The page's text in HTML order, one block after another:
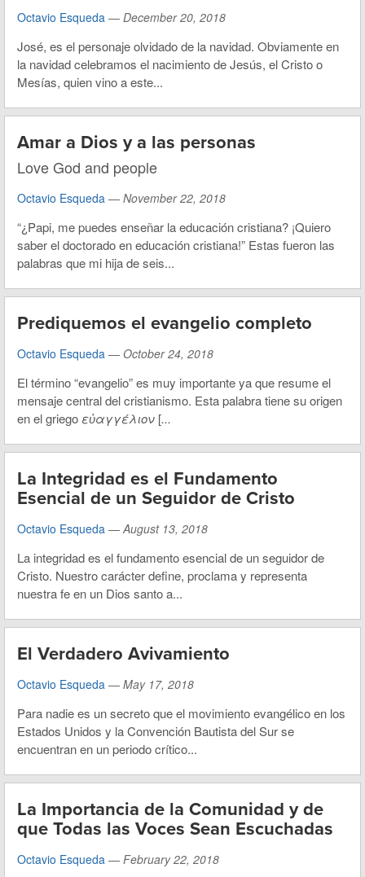
Octavio Esqueda — December 20, 2018
José, es el personaje olvidado de la navidad. Obviamente en
la navidad celebramos el nacimiento de Jesús, el Cristo o
Mesías, quien vino a este...
Amar a Dios y a las personas
Love God and people
Octavio Esqueda — November 22, 2018
“¿Papi, me puedes enseñar la educación cristiana? ¡Quiero
saber el doctorado en educación cristiana!” Estas fueron las
palabras que mi hija de seis...
Prediquemos el evangelio completo
Octavio Esqueda — October 24, 2018
El término “evangelio” es muy importante ya que resume el
mensaje central del cristianismo. Esta palabra tiene su origen
en el griego εὐαγγέλιον [...
La Integridad es el Fundamento
Esencial de un Seguidor de Cristo
Octavio Esqueda — August 13, 2018
La integridad es el fundamento esencial de un seguidor de
Cristo. Nuestro carácter define, proclama y representa
nuestra fe en un Dios santo a...
El Verdadero Avivamiento
Octavio Esqueda — May 17, 2018
Para nadie es un secreto que el movimiento evangélico en los
Estados Unidos y la Convención Bautista del Sur se
encuentran en un periodo crítico...
La Importancia de la Comunidad y de
que Todas las Voces Sean Escuchadas
Octavio Esqueda — February 22, 2018